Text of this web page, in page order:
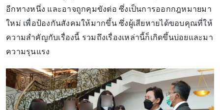
อีกทางหนึ่ง และอาจถูกคุมขังต่อ ซึ่งเป็นการออกกฎหมายมา
ใหม่ เพื่อป้องกันสังคมให้มากขึ้น ซึ่งผู้เสียหายได้ขอบคุณที่ให้
ความสำคัญกับเรื่องนี้ รวมถึงเรื่องเหล่านี้ก็เกิดขึ้นบ่อยและมา
ความรุนแรง